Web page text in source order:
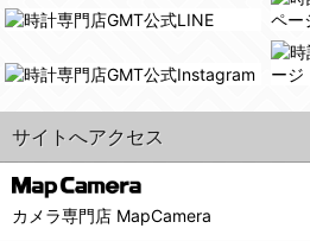
サイトへアクセス
カメラ専門店 MapCamera